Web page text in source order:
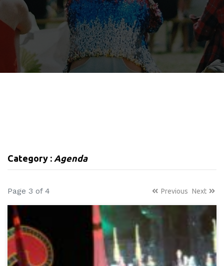
Category : Agenda
Page 3 of 4 Previous Next